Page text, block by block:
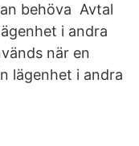
behöva Avtal
i andra
när en
lägenhet i andra